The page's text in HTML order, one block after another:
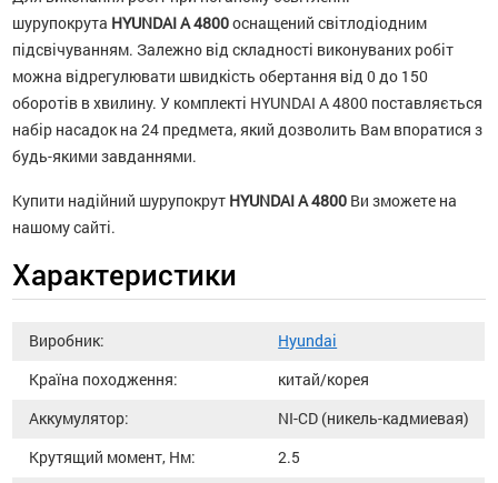
шурупокрута HYUNDAI A 4800оснащений світлодіодним
підсвічуванням. Залежно від складності виконуваних робіт
можна відрегулювати швидкість обертання від 0 до 150
оборотів в хвилину. У комплекті HYUNDAI A 4800 поставляється
набір насадок на 24 предмета, який дозволить Вам впоратися з
будь-якими завданнями.
Купити надійний шурупокрут HYUNDAI A 4800 Ви зможете на
нашому сайті.
Характеристики
Виробник:
Hyundai
Країна походження:
китай/корея
Аккумулятор:
NI-CD (никель-кадмиевая)
Крутящий момент, Нм:
2.5